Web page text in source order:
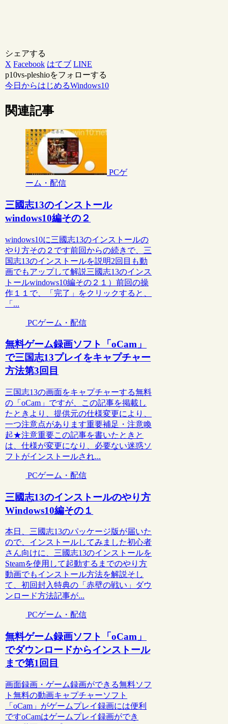
シェアする
X Facebook はてブ LINE
p10vs-pleshioをフォローする
今日からはじめるWindows10
関連記事
PCゲ
ーム・配信
三國志13のインストール
windows10編その２
windows10に三國志13のインストールの
やり方その２です前回からの続きで、三
国志13のインストールを説明2回目も動
画でもアップして解説三國志13のインス
トールwindows10編その２１）前回の操
作１１で、「完了」をクリックすると、
「...
PCゲーム・配信
無料ゲーム録画ソフト「oCam」
で三国志13プレイをキャプチャー
方法第3回目
三国志13の画面をキャプチャーする無料
の「oCam」ですが、この記事を掲載し
たときより、提供元の仕様変更により、
一つ注意点があります重要補足・注意喚
起★注意重要この記事を書いたときと
は、仕様が変更になり、必要ない迷惑ソ
フトがインストールされ...
PCゲーム・配信
三國志13のインストールのやり方
Windows10編その１
本日、三國志13のパッケージ版が届いた
ので、インストールしてみました初心者
さん向けに、三國志13のインストールを
Steamを使用して起動するまでのやり方
動画でもインストール方法を解説そし
て、初回封入特典の「赤壁の戦い」ダウ
ンロード方法記事が...
PCゲーム・配信
無料ゲーム録画ソフト「oCam」
でダウンロードからインストール
まで第1回目
画面録画・ゲーム録画ができる無料ソフ
ト無料の動画キャプチャーソフト
「oCam」がゲームプレイ録画には便利
ですoCamはゲームプレイ録画ができ